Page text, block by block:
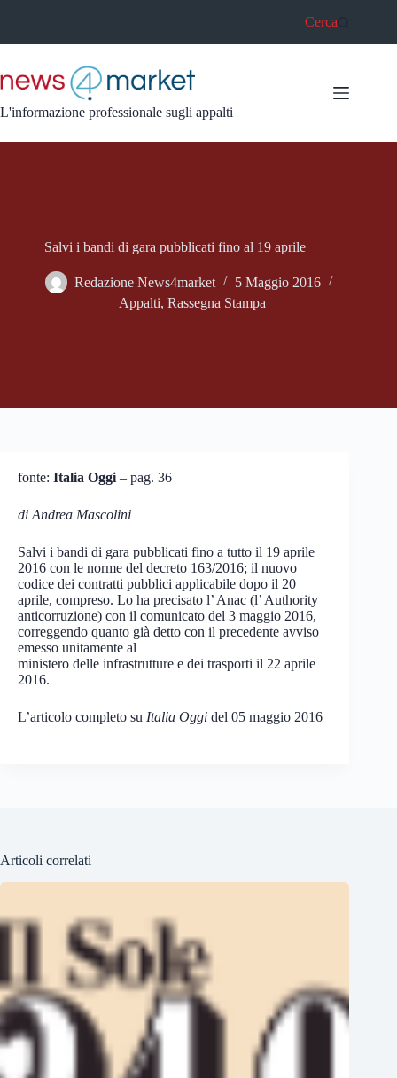
Cerca
L'informazione professionale sugli appalti
Salvi i bandi di gara pubblicati fino al 19 aprile
Redazione News4market
5 Maggio 2016
Appalti,Rassegna Stampa
fonte: Italia Oggi – pag. 36
di Andrea Mascolini
Salvi i bandi di gara pubblicati fino a tutto il 19 aprile
2016 con le norme del decreto 163/2016; il nuovo
codice dei contratti pubblici applicabile dopo il 20
aprile, compreso. Lo ha precisato l’ Anac (l’ Authority
anticorruzione) con il comunicato del 3 maggio 2016,
correggendo quanto già detto con il precedente avviso
emesso unitamente al
ministero delle infrastrutture e dei trasporti il 22 aprile
2016.
L’articolo completo su Italia Oggi del 05 maggio 2016
Articoli correlati